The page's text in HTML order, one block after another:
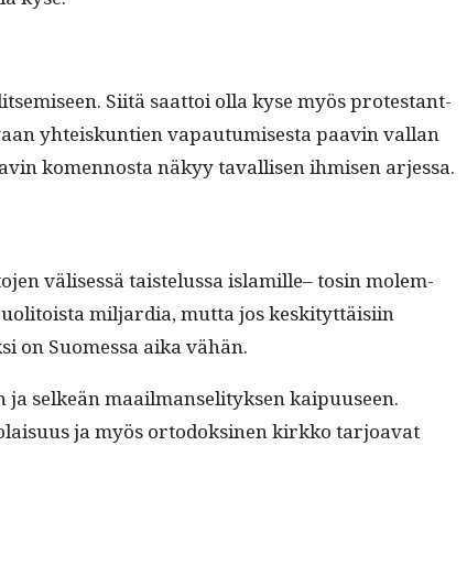
Siitä saat­toi olla kyse myös protes­tant­
yhteiskun­tien vapau­tu­mis­es­ta paavin val­lan
komen­nos­ta näkyy taval­lisen ihmisen arjessa.
välisessä tais­telus­sa islamille– tosin molem­
mil­jar­dia, mut­ta jos keski­tyt­täisi­in
on Suomes­sa aika vähän.
selkeän maail­manseli­tyk­sen kaipu­useen.
ja myös ortodoksi­nen kirkko tar­joa­vat